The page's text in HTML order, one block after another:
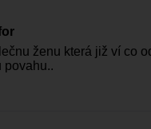
ženu která již ví co
povahu..